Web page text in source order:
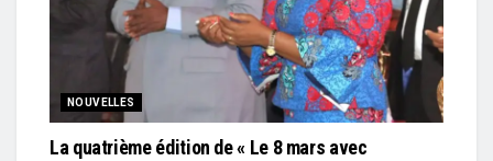
NOUVELLES
La quatrième édition de « Le 8 mars avec